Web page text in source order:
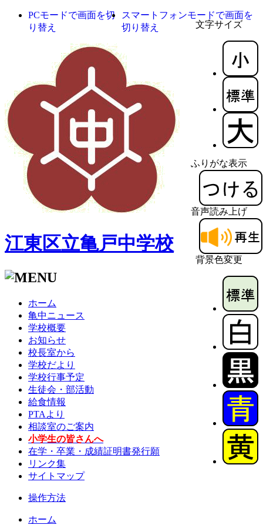
文字サイズ
ふりがな表示
音声読み上げ
背景色変更
PCモードで画面を切
り替え
スマートフォンモードで画面を
切り替え
江東区立亀戸中学校
ホーム
亀中ニュース
学校概要
お知らせ
校長室から
学校だより
学校行事予定
生徒会・部活動
給食情報
PTAより
相談室のご案内
小学生の皆さんへ
在学・卒業・成績証明書発行願
リンク集
サイトマップ
操作方法
ホーム